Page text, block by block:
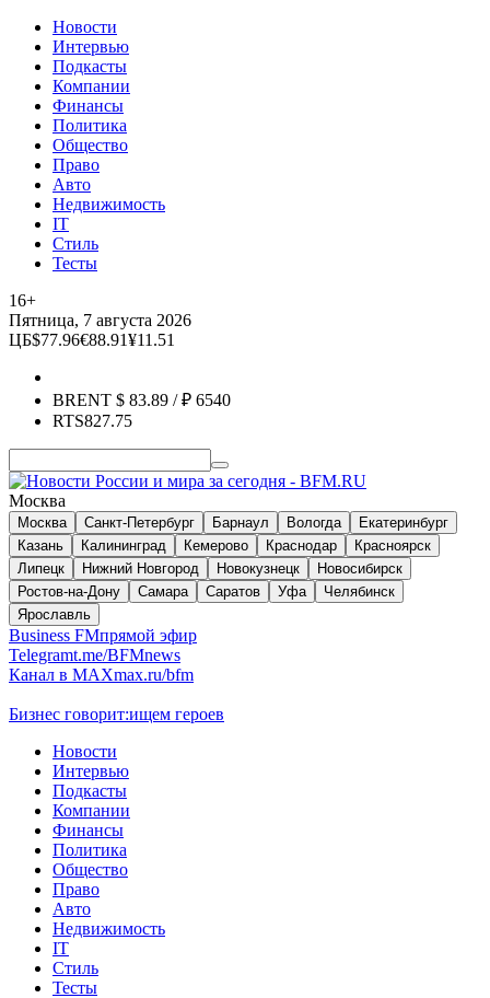
Новости
Интервью
Подкасты
Компании
Финансы
Политика
Общество
Право
Авто
Недвижимость
IT
Стиль
Тесты
16+
Пятница, 7 августа 2026
ЦБ$77.96€88.91¥11.51
BRENT $ 83.89 / ₽ 6540
RTS827.75
Москва
Москва Санкт-Петербург Барнаул Вологда
Екатеринбург
Казань
Калининград Кемерово Краснодар
Красноярск
Липецк
Нижний Новгород Новокузнецк
Новосибирск
Ростов-на-Дону
Самара Саратов Уфа
Челябинск
Ярославль
Business FMпрямой эфир
Telegramt.me/BFMnews
Канал в MAXmax.ru/bfm
Бизнес говорит:ищем героев
Новости
Интервью
Подкасты
Компании
Финансы
Политика
Общество
Право
Авто
Недвижимость
IT
Стиль
Тесты